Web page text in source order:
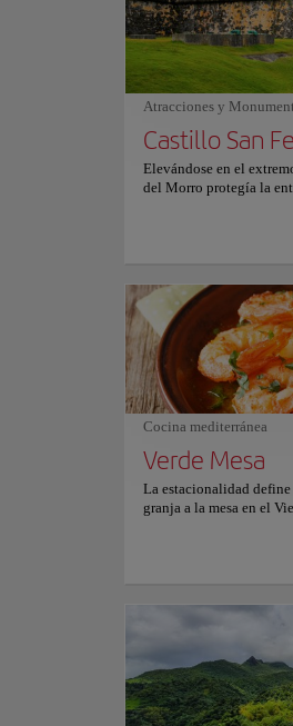
Atracciones y
Castillo San
Elevándose en el
del Morro protegía la
definen la silueta
despliega en seis
que conducen hacia
reflejando una
Recorrer sus murallas
el viento marino y el
vistas abarcan desde el
Juan, generando un
esencia histórica de
y precios, consulte su
Cocina mediterránea
Verde Mesa
La estacionalidad define
granja a la mesa en el
ricamente sazonado,
infusionados con
de sabor con un
texturas rústicas con
cálido y artístico donde
invitan a una
Para más información